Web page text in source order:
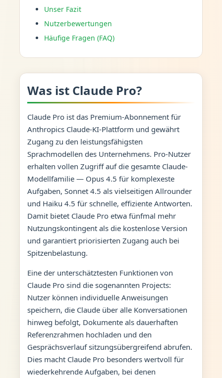
Unser Fazit
Nutzerbewertungen
Häufige Fragen (FAQ)
Was ist Claude Pro?
Claude Pro ist das Premium-Abonnement für
Anthropics Claude-KI-Plattform und gewährt
Zugang zu den leistungsfähigsten
Sprachmodellen des Unternehmens. Pro-Nutzer
erhalten vollen Zugriff auf die gesamte Claude-
Modellfamilie — Opus 4.5 für komplexeste
Aufgaben, Sonnet 4.5 als vielseitigen Allrounder
und Haiku 4.5 für schnelle, effiziente Antworten.
Damit bietet Claude Pro etwa fünfmal mehr
Nutzungskontingent als die kostenlose Version
und garantiert priorisierten Zugang auch bei
Spitzenbelastung.
Eine der unterschätztesten Funktionen von
Claude Pro sind die sogenannten Projects:
Nutzer können individuelle Anweisungen
speichern, die Claude über alle Konversationen
hinweg befolgt, Dokumente als dauerhaften
Referenzrahmen hochladen und den
Gesprächsverlauf sitzungsübergreifend abrufen.
Dies macht Claude Pro besonders wertvoll für
wiederkehrende Aufgaben, bei denen